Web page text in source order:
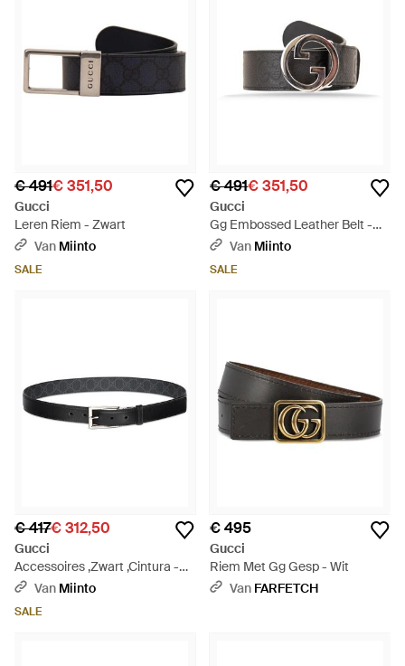
€ 491€ 351,50
Gucci
Leren Riem - Zwart
Van Miinto
SALE
€ 491€ 351,50
Gucci
Gg Embossed Leather Belt -
Zwart
Van Miinto
SALE
€ 417€ 312,50
Gucci
Accessoires ,Zwart ,Cintura -
Zwart
Van Miinto
SALE
€ 495
Gucci
Riem Met Gg Gesp - Wit
Van FARFETCH